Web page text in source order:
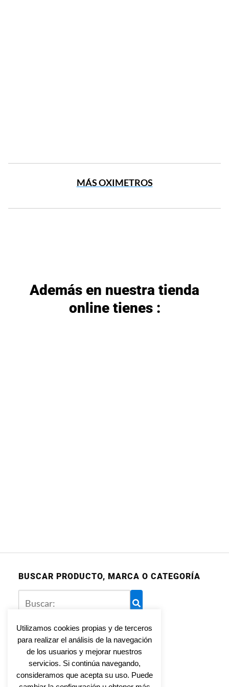
MÁS OXIMETROS
Además en nuestra tienda
online tienes :
BUSCAR PRODUCTO, MARCA O CATEGORÍA
Aviso legal
Política de privacidad
Política de cookies
Utilizamos cookies propias y de terceros
para realizar el análisis de la navegación
de los usuarios y mejorar nuestros
servicios. Si continúa navegando,
consideramos que acepta su uso. Puede